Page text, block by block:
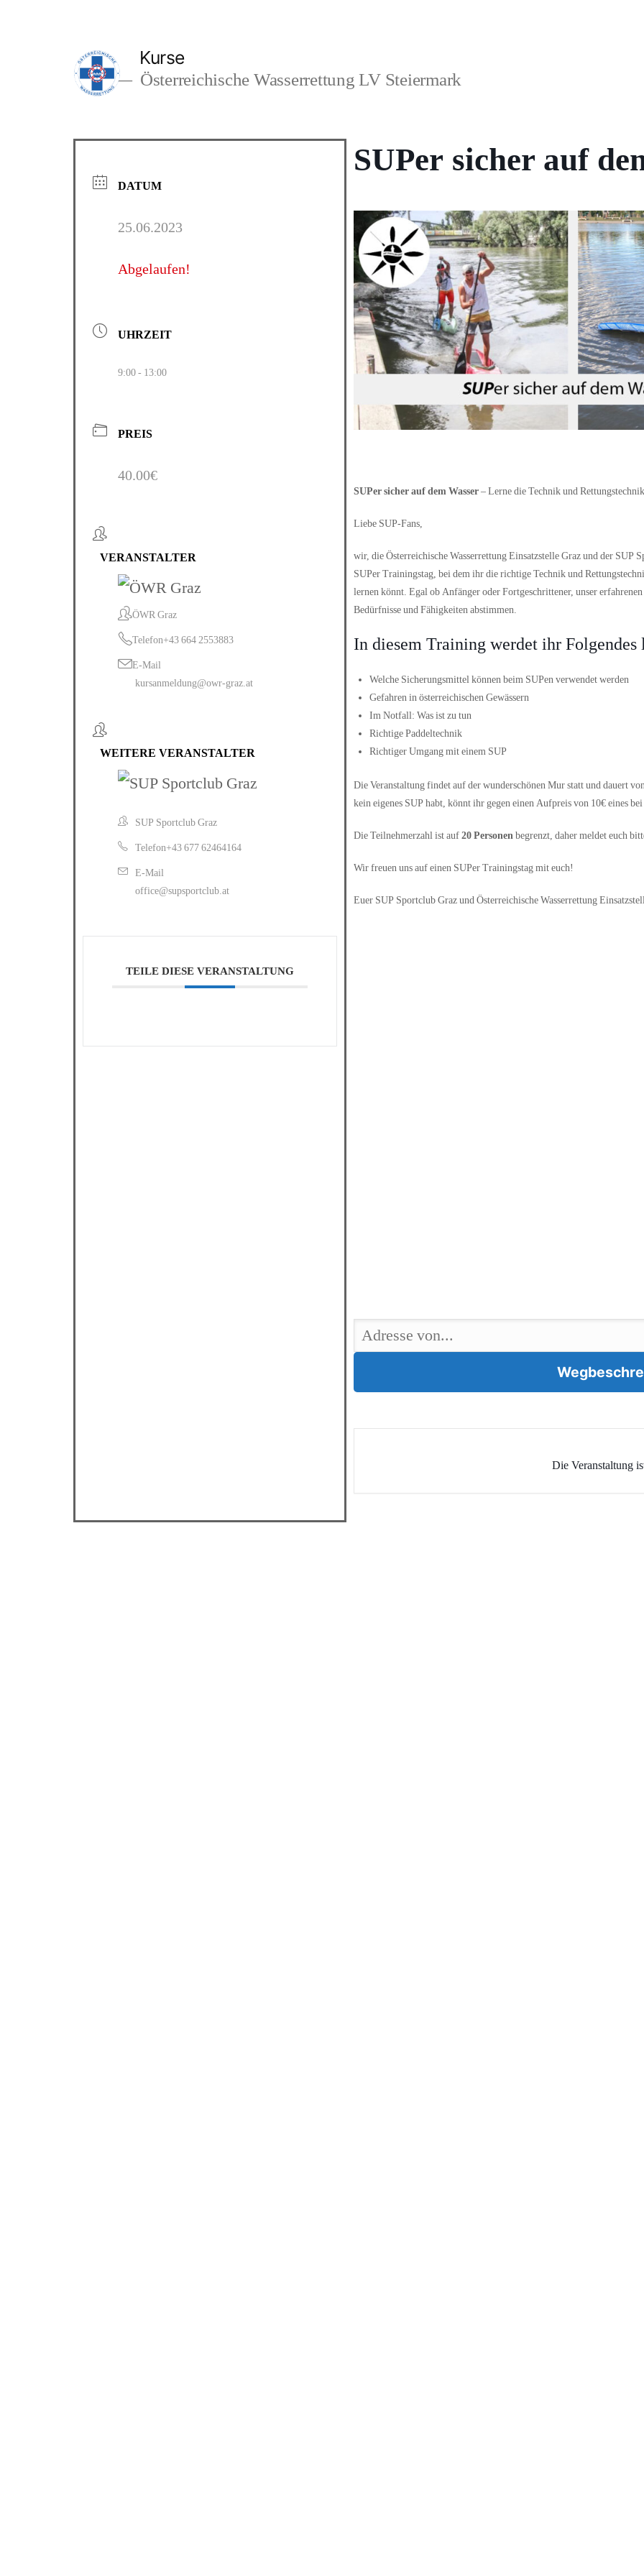
Kurse
Österreichische Wasserrettung LV Steiermark
DATUM
25.06.2023
Abgelaufen!
UHRZEIT
9:00 - 13:00
PREIS
40.00€
VERANSTALTER
ÖWR Graz
Telefon+43 664 2553883
E-Mail
kursanmeldung@owr-graz.at
WEITERE VERANSTALTER
SUP Sportclub Graz
Telefon+43 677 62464164‬
E-Mail
office@supsportclub.at
TEILE DIESE VERANSTALTUNG
SUPer sicher auf
SUPer sicher auf dem Wasser– Lerne die Technik und
Liebe SUP-Fans,
wir, die Österreichische Wasserrettung Einsatzstelle Graz und der SUP
SUPer Trainingstag, bei dem ihr die richtige Technik und
lernen könnt. Egal ob Anfänger oder Fortgeschrittener, unser
Bedürfnisse und Fähigkeiten abstimmen.
In diesem Training werdet ihr Folgendes
Welche Sicherungsmittel können beim SUPen verwendet werden
Gefahren in österreichischen Gewässern
Im Notfall: Was ist zu tun
Richtige Paddeltechnik
Richtiger Umgang mit einem SUP
Die Veranstaltung findet auf der wunderschönen Mur statt und dauert
kein eigenes SUP habt, könnt ihr gegen einen Aufpreis von 10€ eines bei
Die Teilnehmerzahl ist auf20 Personenbegrenzt, daher meldet euch
Wir freuen uns auf einen SUPer Trainingstag mit euch!
Euer SUP Sportclub Graz und Österreichische Wasserrettung
Die Veranstaltung